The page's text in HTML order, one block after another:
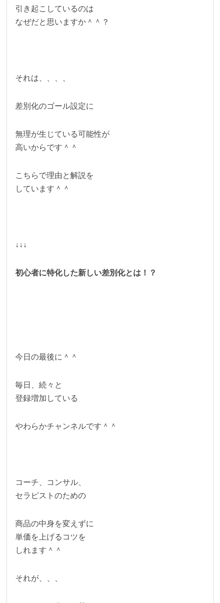
引き起こしているのは
なぜだと思いますか＾＾？
それは、、、、
差別化のゴール設定に
無理が生じている可能性が
高いからです＾＾
こちらで理由と解説を
しています＾＾
↓↓↓
初心者に特化した新しい差別化とは！？
今日の最後に＾＾
毎日、続々と
登録増加している
やわらかチャンネルです＾＾
コーチ、コンサル、
セラピストのための
商品の中身を変えずに
単価を上げるコツを
しれます＾＾
それが、、、